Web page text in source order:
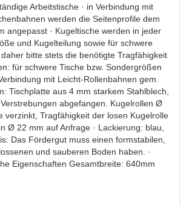
Arbeitstische · in Verbindung mit
werden die Seitenprofile dem
angepasst · Kugeltische werden in jeder
und Kugelteilung sowie für schwere
bitte stets die benötigte Tragfähigkeit
für schwere Tische bzw. Sondergrößen
mit Leicht-Rollenbahnen gem.
Tischplatte aus 4 mm starkem Stahlblech,
abgefangen. Kugelrollen Ø
verzinkt, Tragfähigkeit der losen Kugelrolle
Ø 22 mm auf Anfrage · Lackierung: blau,
Das Fördergut muss einen formstabilen,
und sauberen Boden haben. ·
Eigenschaften Gesamtbreite: 640mm